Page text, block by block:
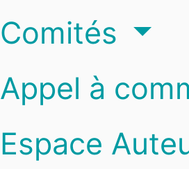
Comités
Appel à
Espace